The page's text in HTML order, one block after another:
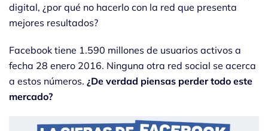
digital, ¿por qué no hacerlo con la red que presenta
mejores resultados?
Facebook tiene 1.590 millones de usuarios activos a
fecha 28 enero 2016. Ninguna otra red social se acerca
a estos números. ¿De verdad piensas perder todo este
mercado?